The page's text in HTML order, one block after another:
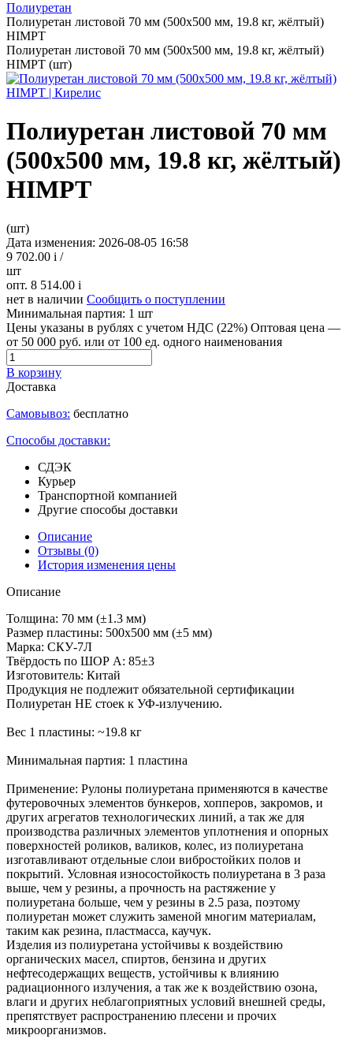
Полиуретан
Полиуретан листовой 70 мм (500х500 мм, 19.8 кг, жёлтый)
HIMPT
Полиуретан листовой 70 мм (500х500 мм, 19.8 кг, жёлтый)
HIMPT (шт)
Полиуретан листовой 70 мм
(500х500 мм, 19.8 кг, жёлтый)
HIMPT
(шт)
Дата изменения: 2026-08-05 16:58
9 702.00 i /
шт
опт. 8 514.00 i
нет в наличии Сообщить о поступлении
Минимальная партия: 1 шт
Цены указаны в рублях с учетом НДС (22%) Оптовая цена —
от 50 000 руб. или от 100 ед. одного наименования
В корзину
Доставка
Самовывоз: бесплатно
Способы доставки:
СДЭК
Курьер
Транспортной компанией
Другие способы доставки
Описание
Отзывы (0)
История изменения цены
Описание
Толщина: 70 мм (±1.3 мм)
Размер пластины: 500х500 мм (±5 мм)
Марка: СКУ-7Л
Твёрдость по ШОР А: 85±3
Изготовитель: Китай
Продукция не подлежит обязательной сертификации
Полиуретан НЕ стоек к УФ-излучению.
Вес 1 пластины: ~19.8 кг
Минимальная партия: 1 пластина
Применение: Рулоны полиуретана применяются в качестве
футеровочных элементов бункеров, хопперов, закромов, и
других агрегатов технологических линий, а так же для
производства различных элементов уплотнения и опорных
поверхностей роликов, валиков, колес, из полиуретана
изготавливают отдельные слои вибростойких полов и
покрытий. Условная износостойкость полиуретана в 3 раза
выше, чем у резины, а прочность на растяжение у
полиуретана больше, чем у резины в 2.5 раза, поэтому
полиуретан может служить заменой многим материалам,
таким как резина, пластмасса, каучук.
Изделия из полиуретана устойчивы к воздействию
органических масел, спиртов, бензина и других
нефтесодержащих веществ, устойчивы к влиянию
радиационного излучения, а так же к воздействию озона,
влаги и других неблагоприятных условий внешней среды,
препятствует распространению плесени и прочих
микроорганизмов.